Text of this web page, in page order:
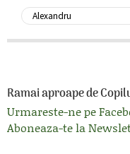
Ramai aproape de
Urmareste-ne pe
Aboneaza-te la